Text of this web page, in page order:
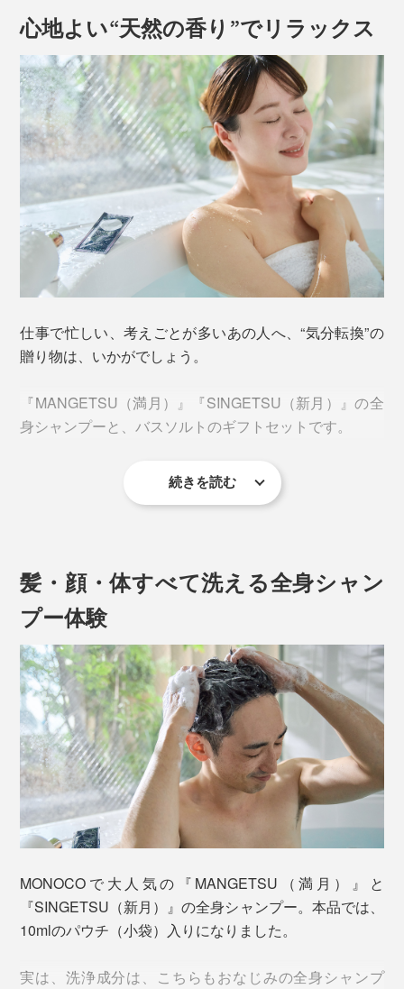
心地よい“天然の香り”でリラックス
仕事で忙しい、考えごとが多いあの人へ、“気分転換”の
贈り物は、いかがでしょう。
『MANGETSU（満月）』『SINGETSU（新月）』の全
身シャンプーと、バスソルトのギフトセットです。
グリーンや果実、花といった、自然に包まれるような、
ほのかな香り。
シャンプー一つで、頭からつま先まで、全身いっぺんに
洗えて、肌も髪もしっとり。バスソルトを溶かした、ミ
ネラル豊富な湯に浸かれば、体中のめぐりがよくなっ
て、ホッカホカに。
う。
続きを読む
髪・顔・体すべて洗える全身シャン
プー体験
MONOCOで大人気の『MANGETSU（満月）』と
『SINGETSU（新月）』の全身シャンプー。本品では、
10mlのパウチ（小袋）入りになりました。
実は、洗浄成分は、こちらもおなじみの全身シャンプ